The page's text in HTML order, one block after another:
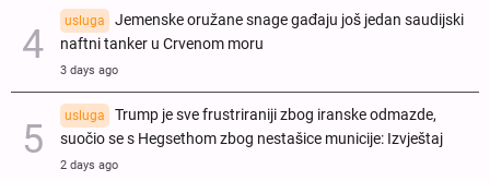
usluga
Jemenske oružane snage gađaju još jedan saudijski
naftni tanker u Crvenom moru
3 days ago
usluga
Trump je sve frustriraniji zbog iranske odmazde,
suočio se s Hegsethom zbog nestašice municije: Izvještaj
2 days ago